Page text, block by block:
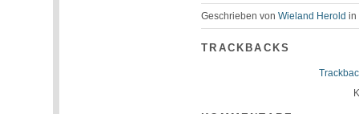
Geschrieben vonWieland Herold in
TRACKBACKS